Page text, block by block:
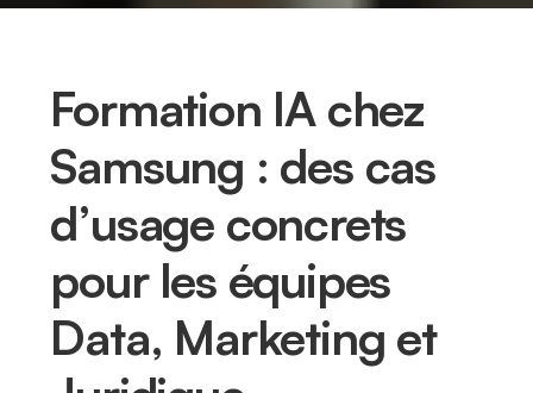
Formation IA chez
Samsung : des cas
d’usage concrets
pour les équipes
Data, Marketing et